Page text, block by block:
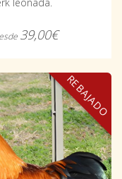
39,00€
REBAJADO